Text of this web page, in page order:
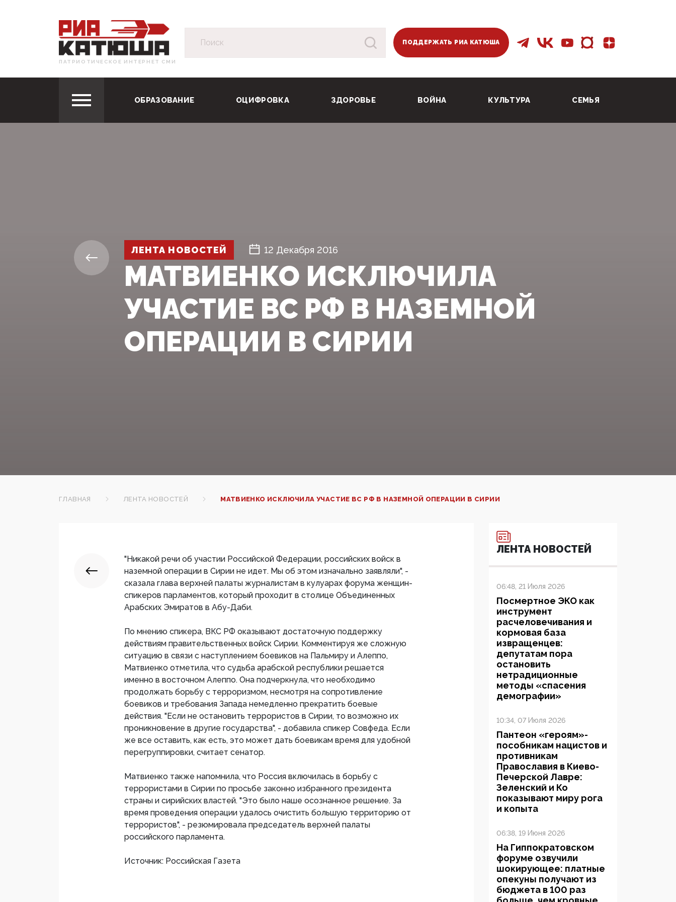
ПАТРИОТИЧЕСКОЕ ИНТЕРНЕТ СМИ
ПОДДЕРЖАТЬ РИА КАТЮША
ОБРАЗОВАНИЕ ОЦИФРОВКА ЗДОРОВЬЕ ВОЙНА КУЛЬТУРА СЕМЬЯ
ЛЕНТА НОВОСТЕЙ 12 Декабря 2016
МАТВИЕНКО ИСКЛЮЧИЛА
УЧАСТИЕ ВС РФ В НАЗЕМНОЙ
ОПЕРАЦИИ В СИРИИ‍
ГЛАВНАЯ ЛЕНТА НОВОСТЕЙ МАТВИЕНКО ИСКЛЮЧИЛА УЧАСТИЕ ВС РФ В НАЗЕМНОЙ ОПЕРАЦИИ В СИРИИ‍
"Никакой речи об участии Российской Федерации, российских войск в
наземной операции в Сирии не идет. Мы об этом изначально заявляли", -
сказала глава верхней палаты журналистам в кулуарах форума женщин-
спикеров парламентов, который проходит в столице Объединенных
Арабских Эмиратов в Абу-Даби.
По мнению спикера, ВКС РФ оказывают достаточную поддержку
действиям правительственных войск Сирии. Комментируя же сложную
ситуацию в связи с наступлением боевиков на Пальмиру и Алеппо,
Матвиенко отметила, что судьба арабской республики решается
именно в восточном Алеппо. Она подчеркнула, что необходимо
продолжать борьбу с терроризмом, несмотря на сопротивление
боевиков и требования Запада немедленно прекратить боевые
действия. "Если не остановить террористов в Сирии, то возможно их
проникновение в другие государства", - добавила спикер Совфеда. Если
же все оставить, как есть, это может дать боевикам время для удобной
перегруппировки, считает сенатор.
Матвиенко также напомнила, что Россия включилась в борьбу с
террористами в Сирии по просьбе законно избранного президента
страны и сирийских властей. "Это было наше осознанное решение. За
время проведения операции удалось очистить большую территорию от
террористов", - резюмировала председатель верхней палаты
российского парламента.
Источник: Российская Газета
ЛЕНТА НОВОСТЕЙ
06:48, 21 Июля 2026
Посмертное ЭКО как
инструмент
расчеловечивания и
кормовая база
извращенцев:
депутатам пора
остановить
нетрадиционные
методы «спасения
демографии»
10:34, 07 Июля 2026
Пантеон «героям»-
пособникам нацистов и
противникам
Православия в Киево-
Печерской Лавре:
Зеленский и Ко
показывают миру рога
и копыта
06:38, 19 Июня 2026
На Гиппократовском
форуме озвучили
шокирующее: платные
опекуны получают из
бюджета в 100 раз